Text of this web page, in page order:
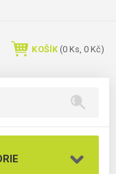
KOŠÍK (0 Ks, 0 Kč)